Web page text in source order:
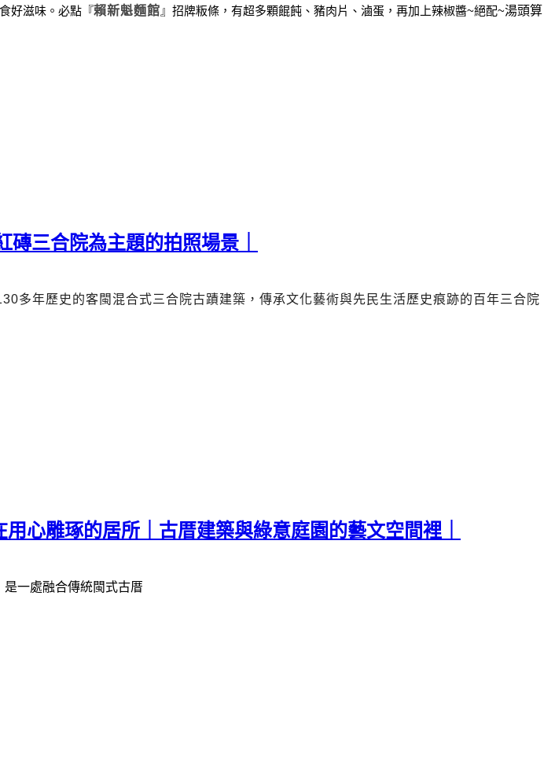
好滋味。 必點 『賴新魁麵館 』 招牌粄條， 有超多顆餛飩、豬肉片、滷蛋，再加上辣椒醬~絕配~湯頭算
磚三合院為主題的拍照場景｜
多年歷史的客閩混合式三合院古蹟建築，傳承文化藝術與先民生活歷史痕跡的百年三合院
心雕琢的居所｜古厝建築與綠意庭園的藝文空間裡｜
是一處融合傳統閩式古厝